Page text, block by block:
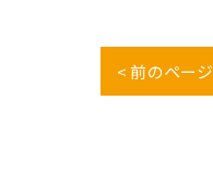
< 前のページ